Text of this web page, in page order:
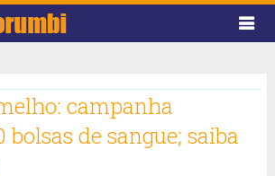
campanha
bolsas de sangue; saiba